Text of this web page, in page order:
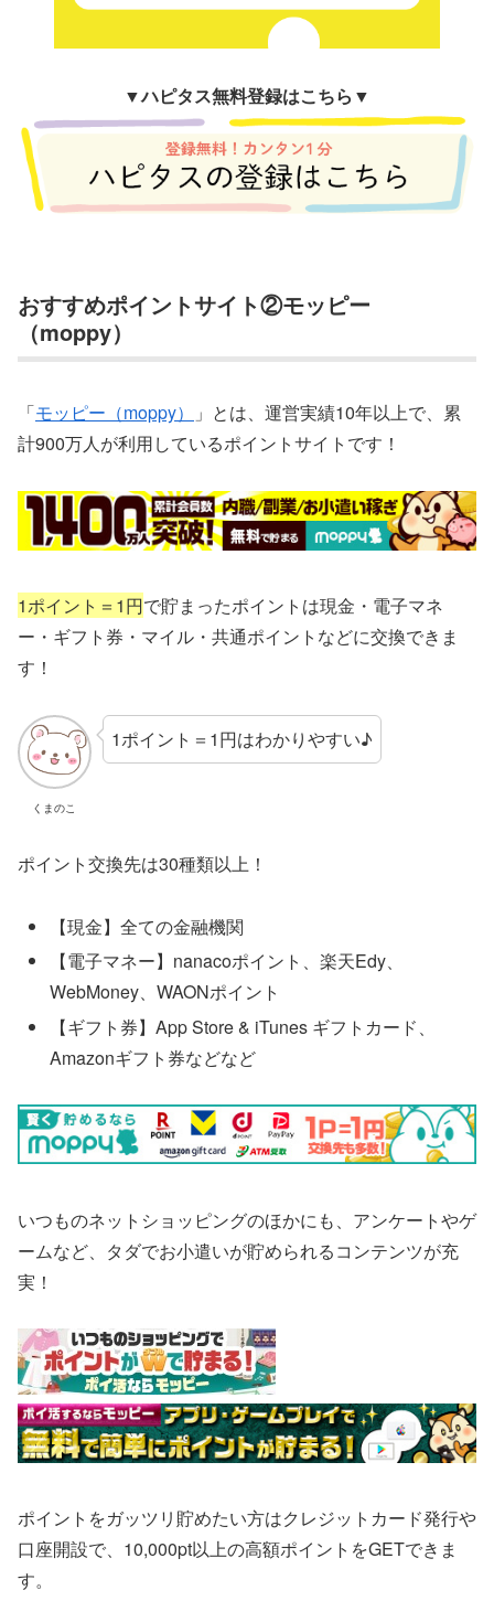
▼ハピタス無料登録はこちら▼
おすすめポイントサイト②モッピー
（moppy）
「モッピー（moppy）
」とは、運営実績10年以上で、累
計900万人が利用しているポイントサイトです！
1ポイント＝1円で貯まったポイントは現金・電子マネ
ー・ギフト券・マイル・共通ポイントなどに交換できま
す！
くまのこ
1ポイント＝1円はわかりやすい♪
ポイント交換先は30種類以上！
【現金】全ての金融機関
【電子マネー】nanacoポイント、楽天Edy、
WebMoney、WAONポイント
【ギフト券】App Store & iTunes ギフトカード、
Amazonギフト券などなど
いつものネットショッピングのほかにも、アンケートやゲ
ームなど、タダでお小遣いが貯められるコンテンツが充
実！
ポイントをガッツリ貯めたい方はクレジットカード発行や
口座開設で、10,000pt以上の高額ポイントをGETできま
す。